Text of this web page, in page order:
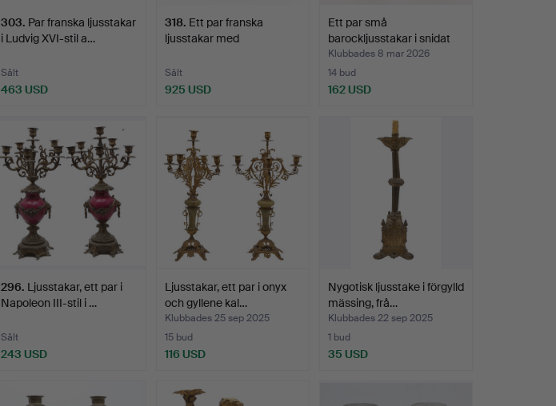
303. Par franska ljusstakar
i Ludvig XVI-stil a…
Sålt
463 USD
318. Ett par franska
ljusstakar med
Sålt
925 USD
Ett par små
barockljusstakar i snidat
och …
Klubbades 8 mar 2026
14 bud
162 USD
296. Ljusstakar, ett par i
Napoleon III-stil i …
Sålt
243 USD
Ljusstakar, ett par i onyx
och gyllene kal…
Klubbades 25 sep 2025
15 bud
116 USD
Nygotisk ljusstake i förgylld
mässing, frå…
Klubbades 22 sep 2025
1 bud
35 USD